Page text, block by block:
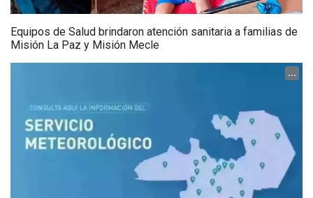
Equipos de Salud brindaron atención sanitaria a familias de
Misión La Paz y Misión Mecle
...